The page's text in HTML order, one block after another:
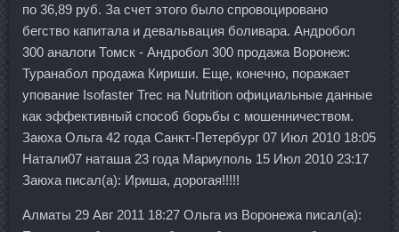
по 36,89 руб. За счет этого было спровоцировано
бегство капитала и девальвация боливара. Андробол
300 аналоги Томск - Андробол 300 продажа Воронеж:
Туранабол продажа Кириши. Еще, конечно, поражает
упование Isofaster Trec на Nutrition официальные данные
как эффективный способ борьбы с мошенничеством.
Заюха Ольга 42 года Санкт-Петербург 07 Июл 2010 18:05
Натали07 наташа 23 года Мариуполь 15 Июл 2010 23:17
Заюха писал(а): Ириша, дорогая!!!!!
Алматы 29 Авг 2011 18:27 Ольга из Воронежа писал(а):